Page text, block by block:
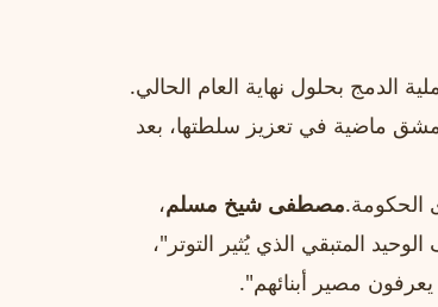
الدمج بحلول نهاية العام الحالي.
ماضية في تعزيز سلطتها، بعد
الحكومة.مصطفى شيخ مسلم،
المتبقي الذي يُثير التوتر"،
مصير أبنائهم".